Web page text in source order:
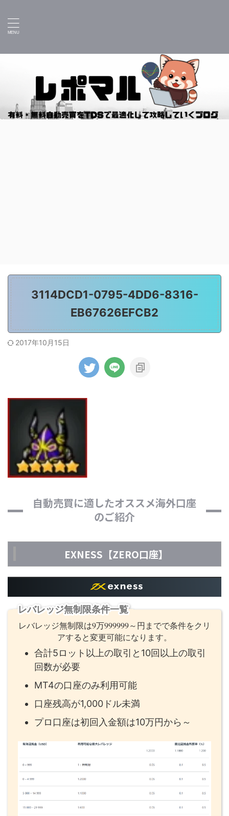
3114DCD1-0795-4DD6-8316-
EB67626EFCB2
2017年10月15日
自動売買に適したオススメ海外口座
のご紹介
EXNESS【ZERO口座】
レバレッジ無制限条件一覧
レバレッジ無制限は9万999999～円までで条件をクリ
アすると変更可能になります。
合計5ロット以上の取引と10回以上の取引
回数が必要
MT4の口座のみ利用可能
口座残高が1,000ドル未満
プロ口座は初回入金額は10万円から～